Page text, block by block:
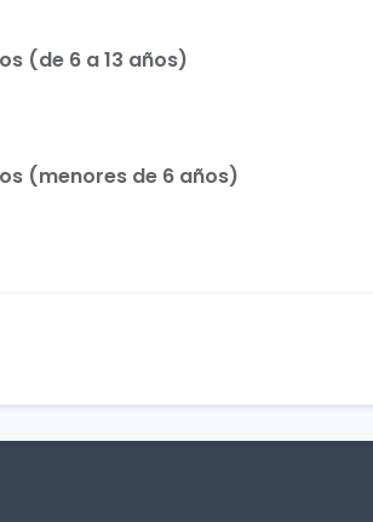
(de 6 a 13 años)
(menores de 6 años)